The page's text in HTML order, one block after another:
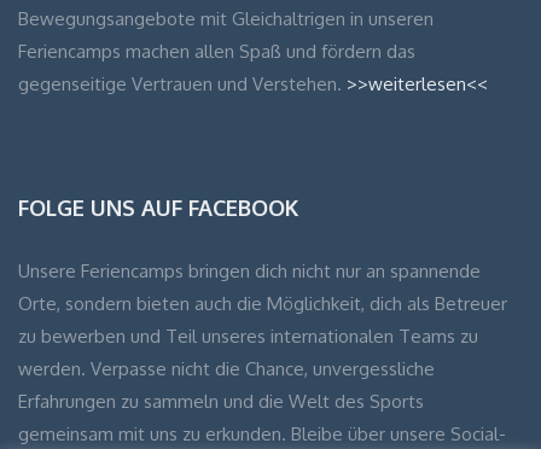
Bewegungsangebote mit Gleichaltrigen in unseren
Feriencamps machen allen Spaß und fördern das
gegenseitige Vertrauen und Verstehen. >>weiterlesen<<
FOLGE UNS AUF FACEBOOK
Unsere Feriencamps bringen dich nicht nur an spannende
Orte, sondern bieten auch die Möglichkeit, dich als Betreuer
zu bewerben und Teil unseres internationalen Teams zu
werden. Verpasse nicht die Chance, unvergessliche
Erfahrungen zu sammeln und die Welt des Sports
gemeinsam mit uns zu erkunden. Bleibe über unsere Social-